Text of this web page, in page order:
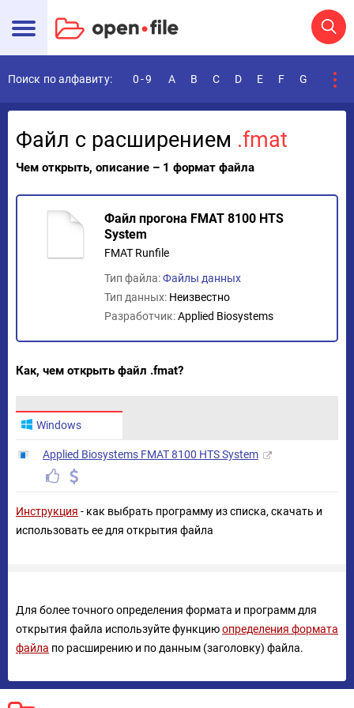
Поиск по алфавиту: 0-9 A B C D E F G
Файл с расширением .fmat
Чем открыть, описание – 1 формат файла
Файл прогона FMAT 8100 HTS
System
FMAT Runfile
Тип файла:Файлы данных
Тип данных: Неизвестно
Разработчик:Applied Biosystems
Как, чем открыть файл .fmat?
Windows
Applied Biosystems FMAT 8100 HTS System
Инструкция - как выбрать программу из списка, скачать и
использовать ее для открытия файла
Для более точного определения формата и программ для
открытия файла используйте функциюопределения формата
файла по расширению и по данным (заголовку) файла.